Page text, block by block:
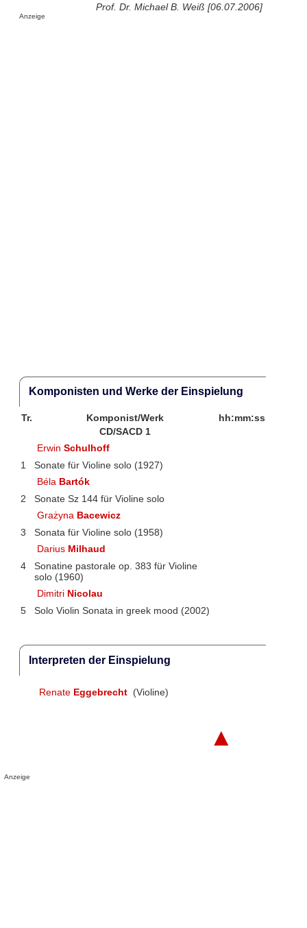
Prof. Dr. Michael B. Weiß [06.07.2006]
Anzeige
Komponisten und Werke der Einspielung
Tr. Komponist/Werk
hh:mm:ss
CD/SACD 1
ErwinSchulhoff
1
Sonate für Violine solo (1927)
Béla Bartók
2
Sonate Sz 144 für Violine solo
Grażyna Bacewicz
3
Sonata für Violine solo (1958)
Darius Milhaud
4
Sonatine pastorale op. 383 für Violine
solo (1960)
Dimitri Nicolau
5
Solo Violin Sonata in greek mood (2002)
Interpreten der Einspielung
Renate Eggebrecht (Violine)
▲
Anzeige